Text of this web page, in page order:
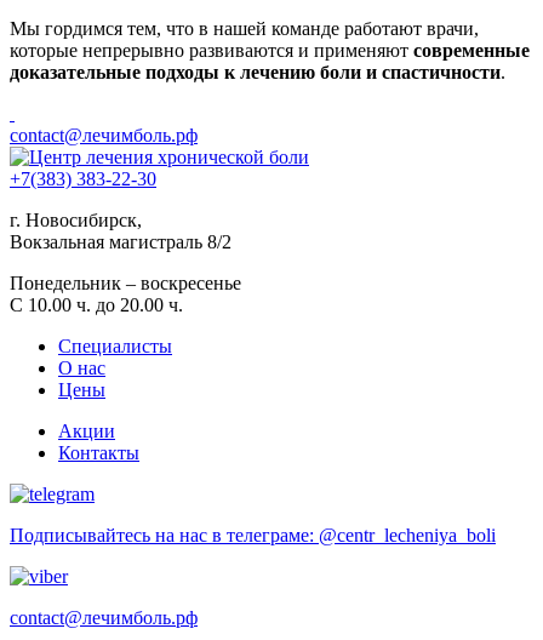
Мы гордимся тем, что в нашей команде работают врачи,
которые непрерывно развиваются и применяют современные
доказательные подходы к лечению боли и спастичности.
contact@лечимболь.рф
+7(383) 383-22-30
г. Новосибирск,
Вокзальная магистраль 8/2
Понедельник – воскресенье
С 10.00 ч. до 20.00 ч.
Специалисты
О нас
Цены
Акции
Контакты
Подписывайтесь на нас в телеграме: @centr_lecheniya_boli
contact@лечимболь.рф